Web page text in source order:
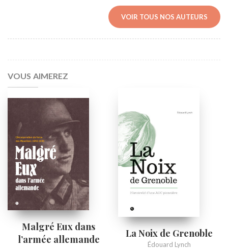
VOIR TOUS NOS AUTEURS
VOUS AIMEREZ
Malgré Eux dans
l’armée allemande
La Noix de Grenoble
Édouard Lynch